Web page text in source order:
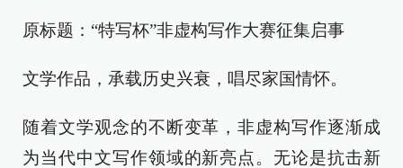
原标题：“特写杯”非虚构写作大赛征集启事
文学作品，承载历史兴衰，唱尽家国情怀。
随着文学观念的不断变革，非虚构写作逐渐成
为当代中文写作领域的新亮点。无论是抗击新